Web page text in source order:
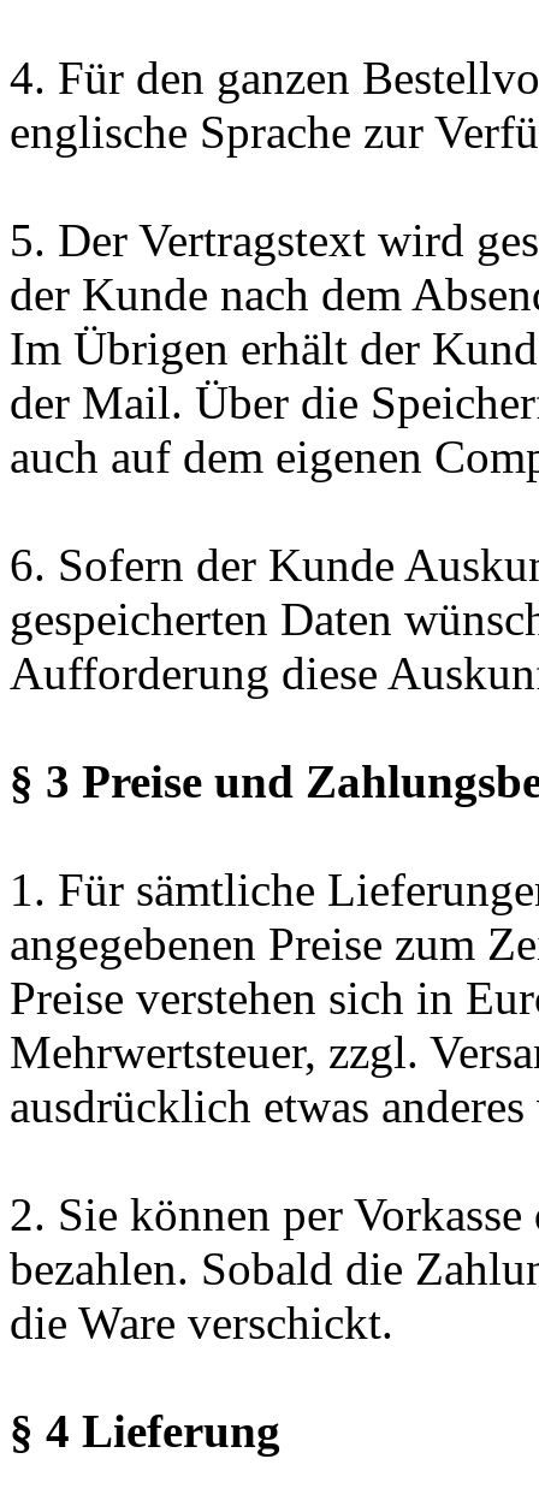
4. Für den ganzen
englische Sprache zur
5. Der Vertragstext wird
der Kunde nach dem
Im Übrigen erhält der
der Mail. Über die
auch auf dem eigenen
6. Sofern der Kunde
gespeicherten Daten
Aufforderung diese
§ 3 Preise und
1. Für sämtliche
angegebenen Preise zum
Preise verstehen sich in
Mehrwertsteuer, zzgl.
ausdrücklich etwas
2. Sie können per
bezahlen. Sobald die
die Ware verschickt.
§ 4 Lieferung